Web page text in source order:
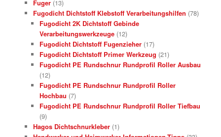
Fuger (13)
Fugodicht Dichtstoff Klebstoff Verarbeitungshilfen (78)
Fugodicht 2K Dichtstoff Gebinde
Verarbeitungswerkzeuge (12)
Fugodicht Dichtstoff Fugenzieher (17)
Fugodicht Dichtstoff Primer Werkzeug (21)
Fugodicht PE Rundschnur Rundprofil Roller Ausbau
(12)
Fugodicht PE Rundschnur Rundprofil Roller
Hochbau (7)
Fugodicht PE Rundschnur Rundprofil Roller Tiefbau
(9)
Hagos Dichtschnurkleber (1)